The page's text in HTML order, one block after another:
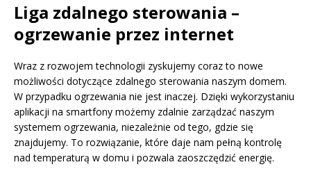
Liga zdalnego sterowania –
ogrzewanie przez internet
Wraz z rozwojem technologii zyskujemy coraz to nowe
możliwości dotyczące zdalnego sterowania naszym domem.
W przypadku ogrzewania nie jest inaczej. Dzięki wykorzystaniu
aplikacji na smartfony możemy zdalnie zarządzać naszym
systemem ogrzewania, niezależnie od tego, gdzie się
znajdujemy. To rozwiązanie, które daje nam pełną kontrolę
nad temperaturą w domu i pozwala zaoszczędzić energię.